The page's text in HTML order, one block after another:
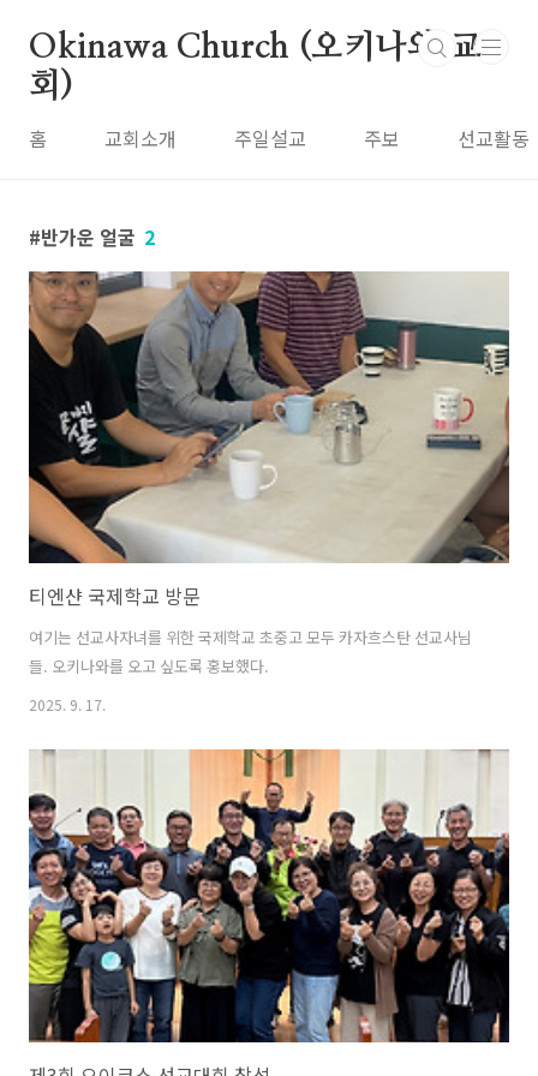
Okinawa Church (오키나와 교
회)
홈 교회소개 주일설교 주보 선교활동
반가운 얼굴 2
티엔샨 국제학교 방문
여기는 선교사자녀를 위한 국제학교 초중고 모두 카자흐스탄 선교사님
들. 오키나와를 오고 싶도록 홍보했다.
2025. 9. 17.